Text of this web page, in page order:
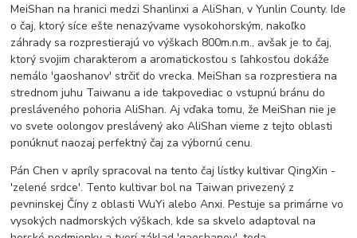
MeiShan na hranici medzi Shanlinxi a AliShan, v Yunlin County. Ide
o čaj, ktorý síce ešte nenazývame vysokohorským, nakoľko
záhrady sa rozprestierajú vo výškach 800m.n.m., avšak je to čaj,
ktorý svojim charakterom a aromatickosťou s ľahkosťou dokáže
nemálo 'gaoshanov' strčiť do vrecka. MeiShan sa rozprestiera na
strednom juhu Taiwanu a ide takpovediac o vstupnú bránu do
presláveného pohoria AliShan. Aj vďaka tomu, že MeiShan nie je
vo svete oolongov preslávený ako AliShan vieme z tejto oblasti
ponúknuť naozaj perfektný čaj za výbornú cenu.
Pán Chen v apríly spracoval na tento čaj lístky kultivar QingXin -
'zelené srdce'. Tento kultivar bol na Taiwan privezený z
pevninskej Číny z oblasti WuYi alebo Anxi. Pestuje sa primárne vo
vysokých nadmorských výškach, kde sa skvelo adaptoval na